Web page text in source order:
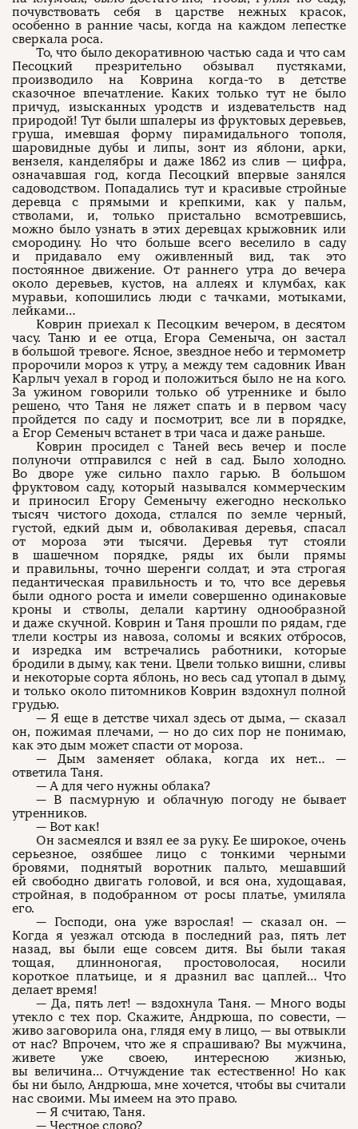
почувствовать себя в царстве нежных красок,
особенно в ранние часы, когда на каждом лепестке
сверкала роса.
То, что было декоративною частью сада и что сам
Песоцкий презрительно обзывал пустяками,
производило на Коврина когда-то в детстве
сказочное впечатление. Каких только тут не было
причуд, изысканных уродств и издевательств над
природой! Тут были шпалеры из фруктовых деревьев,
груша, имевшая форму пирамидального тополя,
шаровидные дубы и липы, зонт из яблони, арки,
вензеля, канделябры и даже 1862 из слив — цифра,
означавшая год, когда Песоцкий впервые занялся
садоводством. Попадались тут и красивые стройные
деревца с прямыми и крепкими, как у пальм,
стволами, и, только пристально всмотревшись,
можно было узнать в этих деревцах крыжовник или
смородину. Но что больше всего веселило в саду
и придавало ему оживленный вид, так это
постоянное движение. От раннего утра до вечера
около деревьев, кустов, на аллеях и клумбах, как
муравьи, копошились люди с тачками, мотыками,
лейками…
Коврин приехал к Песоцким вечером, в десятом
часу. Таню и ее отца, Егора Семеныча, он застал
в большой тревоге. Ясное, звездное небо и термометр
пророчили мороз к утру, а между тем садовник Иван
Карлыч уехал в город и положиться было не на кого.
За ужином говорили только об утреннике и было
решено, что Таня не ляжет спать и в первом часу
пройдется по саду и посмотрит, все ли в порядке,
а Егор Семеныч встанет в три часа и даже раньше.
Коврин просидел с Таней весь вечер и после
полуночи отправился с ней в сад. Было холодно.
Во дворе уже сильно пахло гарью. В большом
фруктовом саду, который назывался коммерческим
и приносил Егору Семенычу ежегодно несколько
тысяч чистого дохода, стлался по земле черный,
густой, едкий дым и, обволакивая деревья, спасал
от мороза эти тысячи. Деревья тут стояли
в шашечном порядке, ряды их были прямы
и правильны, точно шеренги солдат, и эта строгая
педантическая правильность и то, что все деревья
были одного роста и имели совершенно одинаковые
кроны и стволы, делали картину однообразной
и даже скучной. Коврин и Таня прошли по рядам, где
тлели костры из навоза, соломы и всяких отбросов,
и изредка им встречались работники, которые
бродили в дыму, как тени. Цвели только вишни, сливы
и некоторые сорта яблонь, но весь сад утопал в дыму,
и только около питомников Коврин вздохнул полной
грудью.
— Я еще в детстве чихал здесь от дыма, — сказал
он, пожимая плечами, — но до сих пор не понимаю,
как это дым может спасти от мороза.
— Дым заменяет облака, когда их нет… —
ответила Таня.
— А для чего нужны облака?
— В пасмурную и облачную погоду не бывает
утренников.
— Вот как!
Он засмеялся и взял ее за руку. Ее широкое, очень
серьезное, озябшее лицо с тонкими черными
бровями, поднятый воротник пальто, мешавший
ей свободно двигать головой, и вся она, худощавая,
стройная, в подобранном от росы платье, умиляла
его.
— Господи, она уже взрослая! — сказал он. —
Когда я уезжал отсюда в последний раз, пять лет
назад, вы были еще совсем дитя. Вы были такая
тощая, длинноногая, простоволосая, носили
короткое платьице, и я дразнил вас цаплей… Что
делает время!
— Да, пять лет! — вздохнула Таня. — Много воды
утекло с тех пор. Скажите, Андрюша, по совести, —
живо заговорила она, глядя ему в лицо, — вы отвыкли
от нас? Впрочем, что же я спрашиваю? Вы мужчина,
живете уже своею, интересною жизнью,
вы величина… Отчуждение так естественно! Но как
бы ни было, Андрюша, мне хочется, чтобы вы считали
нас своими. Мы имеем на это право.
— Я считаю, Таня.
— Честное слово?